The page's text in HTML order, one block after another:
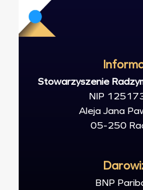
Stowarzyszenie
NIP
Aleja Jana
05-250
BNP